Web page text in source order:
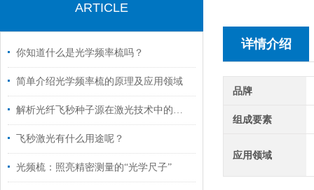
详情介绍
品牌
组成要素
应用领域
ARTICLE
你知道什么是光学频率梳吗？
简单介绍光学频率梳的原理及应用领域
解析光纤飞秒种子源在激光技术中的关键作用
飞秒激光有什么用途呢？
光频梳：照亮精密测量的“光学尺子”